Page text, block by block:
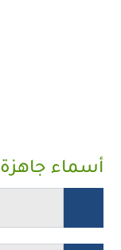
أسماء جاهزة